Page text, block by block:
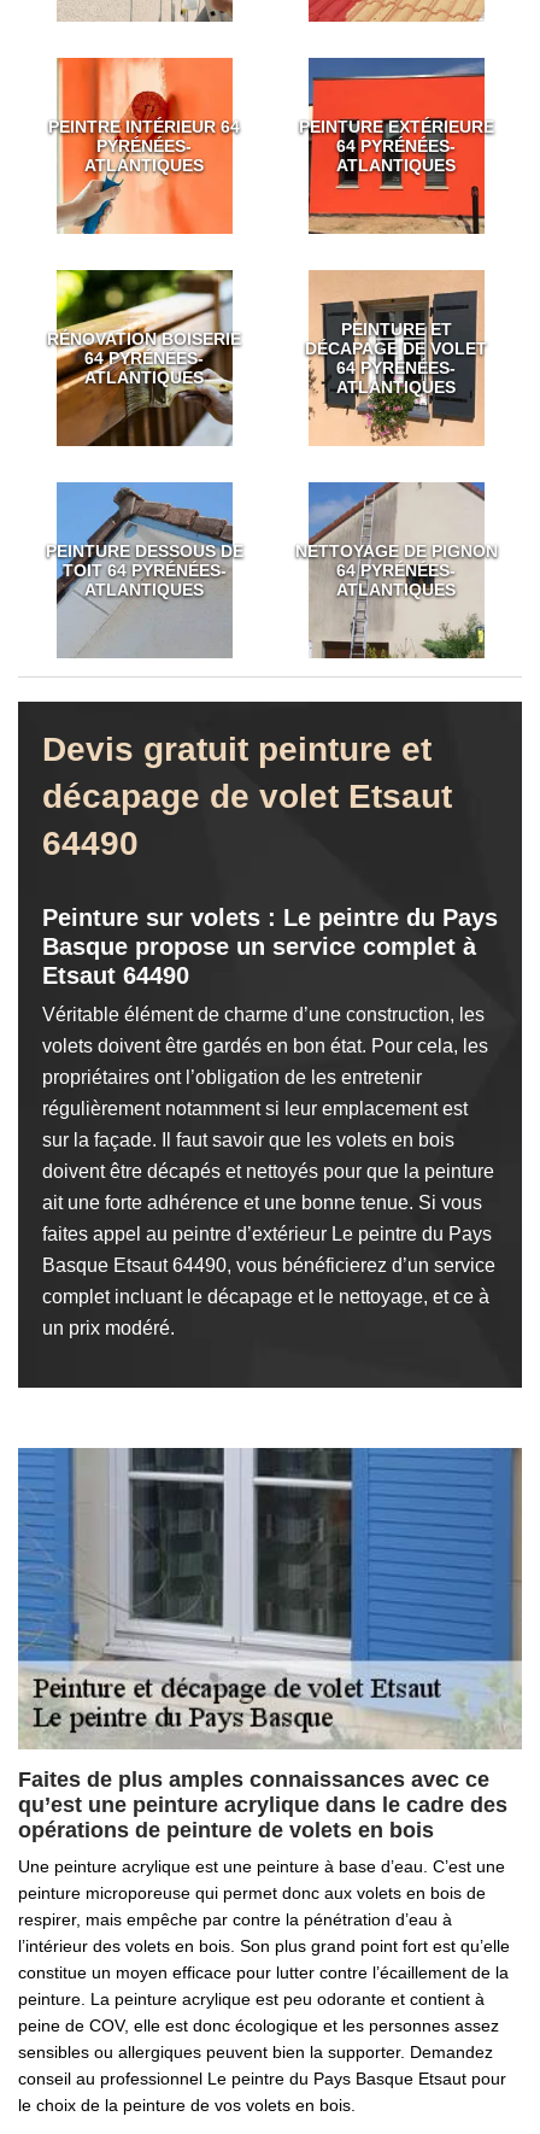
PEINTRE INTÉRIEUR 64
PYRÉNÉES-
ATLANTIQUES
PEINTURE EXTÉRIEURE
64 PYRÉNÉES-
ATLANTIQUES
RÉNOVATION BOISERIE
64 PYRÉNÉES-
ATLANTIQUES
PEINTURE ET
DÉCAPAGE DE VOLET
64 PYRÉNÉES-
ATLANTIQUES
PEINTURE DESSOUS DE
TOIT 64 PYRÉNÉES-
ATLANTIQUES
NETTOYAGE DE PIGNON
64 PYRÉNÉES-
ATLANTIQUES
Devis gratuit peinture et
décapage de volet Etsaut
64490
Peinture sur volets : Le peintre du Pays
Basque propose un service complet à
Etsaut 64490
Véritable élément de charme d’une construction, les
volets doivent être gardés en bon état. Pour cela, les
propriétaires ont l’obligation de les entretenir
régulièrement notamment si leur emplacement est
sur la façade. Il faut savoir que les volets en bois
doivent être décapés et nettoyés pour que la peinture
ait une forte adhérence et une bonne tenue. Si vous
faites appel au peintre d’extérieur Le peintre du Pays
Basque Etsaut 64490, vous bénéficierez d’un service
complet incluant le décapage et le nettoyage, et ce à
un prix modéré.
Faites de plus amples connaissances avec ce
qu’est une peinture acrylique dans le cadre des
opérations de peinture de volets en bois
Une peinture acrylique est une peinture à base d’eau. C’est une
peinture microporeuse qui permet donc aux volets en bois de
respirer, mais empêche par contre la pénétration d’eau à
l’intérieur des volets en bois. Son plus grand point fort est qu’elle
constitue un moyen efficace pour lutter contre l’écaillement de la
peinture. La peinture acrylique est peu odorante et contient à
peine de COV, elle est donc écologique et les personnes assez
sensibles ou allergiques peuvent bien la supporter. Demandez
conseil au professionnel Le peintre du Pays Basque Etsaut pour
le choix de la peinture de vos volets en bois.